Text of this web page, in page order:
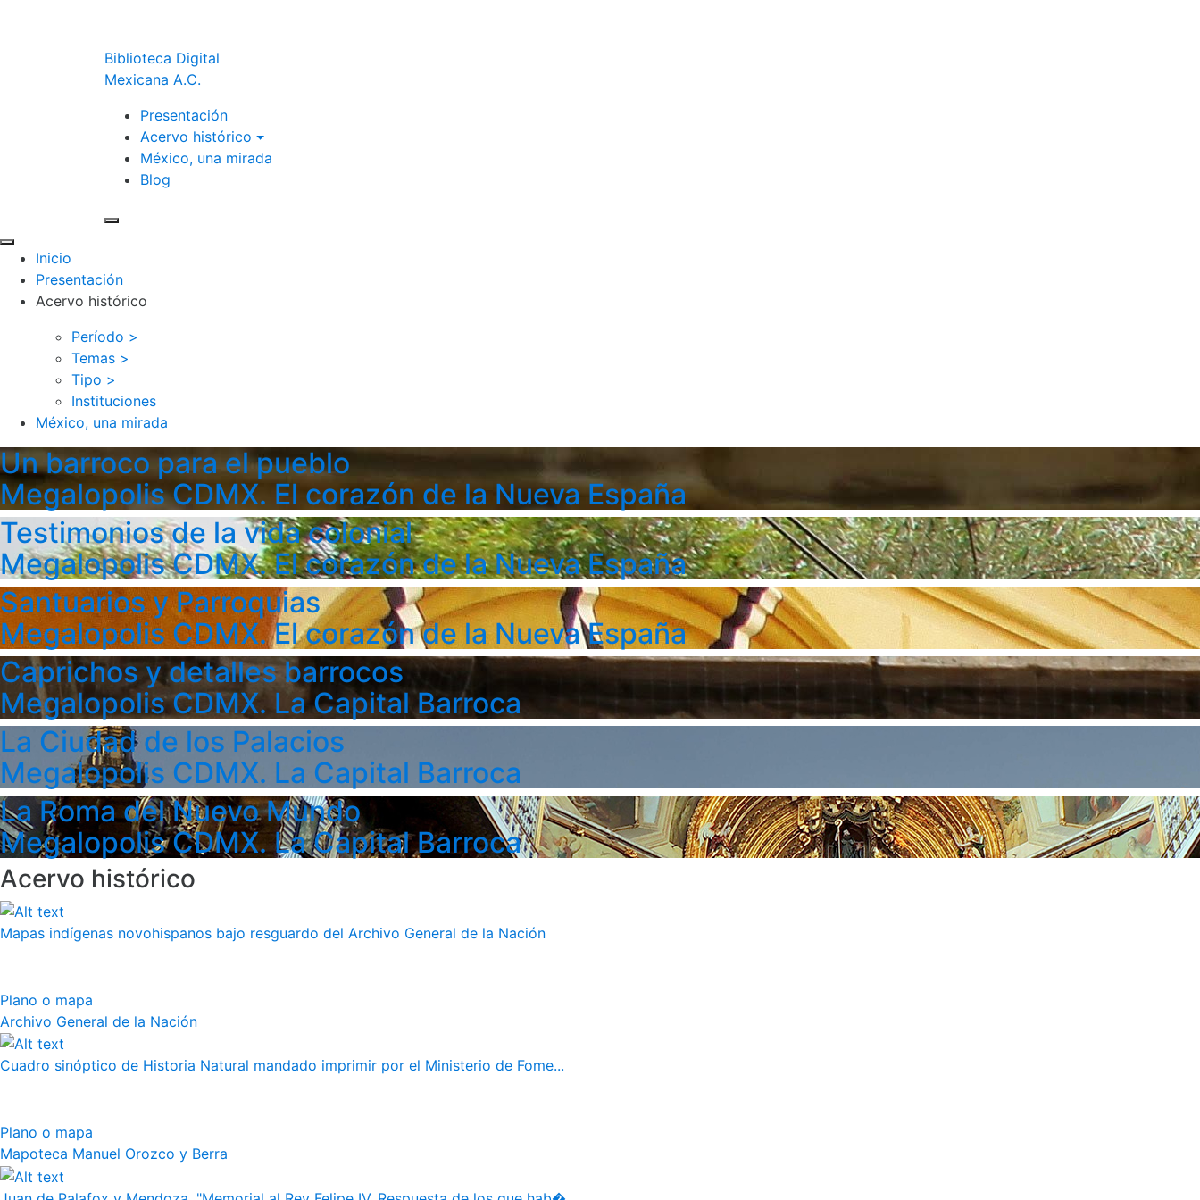
Biblioteca Digital
Mexicana A.C.
Presentación
Acervo histórico
México, una mirada
Blog
Inicio
Presentación
Acervo histórico
Período >
Temas >
Tipo >
Instituciones
México, una mirada
Un barroco para el pueblo
Megalopolis CDMX. El corazón de la Nueva España
Testimonios de la vida colonial
Megalopolis CDMX. El corazón de la Nueva España
Santuarios y Parroquias
Megalopolis CDMX. El corazón de la Nueva España
Caprichos y detalles barrocos
Megalopolis CDMX. La Capital Barroca
La Ciudad de los Palacios
Megalopolis CDMX. La Capital Barroca
La Roma del Nuevo Mundo
Megalopolis CDMX. La Capital Barroca
Acervo histórico
Mapas indígenas novohispanos bajo resguardo del Archivo General de la Nación
Plano o mapa
Archivo General de la Nación
Cuadro sinóptico de Historia Natural mandado imprimir por el Ministerio de Fome...
Plano o mapa
Mapoteca Manuel Orozco y Berra